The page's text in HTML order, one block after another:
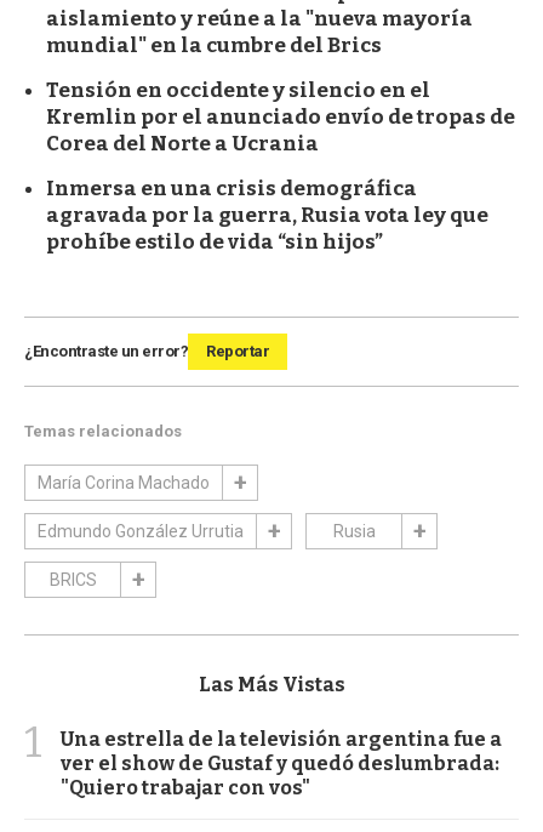
aislamiento y reúne a la "nueva mayoría
mundial" en la cumbre del Brics
Tensión en occidente y silencio en el
Kremlin por el anunciado envío de tropas de
Corea del Norte a Ucrania
Inmersa en una crisis demográfica
agravada por la guerra, Rusia vota ley que
prohíbe estilo de vida “sin hijos”
¿Encontraste un error? Reportar
Temas relacionados
María Corina Machado
Edmundo González Urrutia Rusia
BRICS
Las Más Vistas
1
Una estrella de la televisión argentina fue a
ver el show de Gustaf y quedó deslumbrada:
"Quiero trabajar con vos"